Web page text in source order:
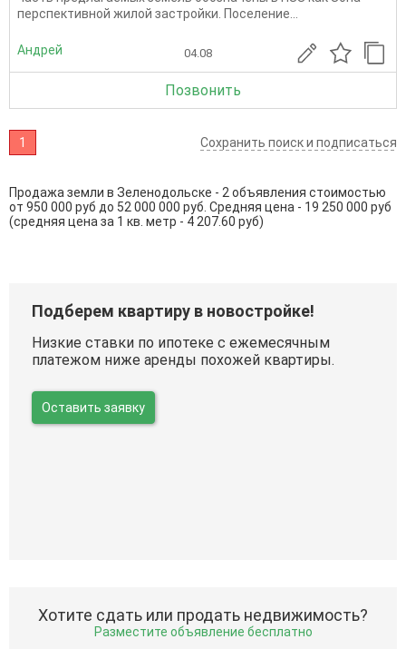
перспективной жилой застройки. Поселение...
Андрей 04.08
Позвонить
1 Сохранить поиск и подписаться
Продажа земли в Зеленодольске - 2 объявления стоимостью
от 950 000 руб до 52 000 000 руб. Средняя цена - 19 250 000 руб
(средняя цена за 1 кв. метр - 4 207.60 руб)
Подберем квартиру в новостройке!
Низкие ставки по ипотеке с ежемесячным
платежом ниже аренды похожей квартиры.
Оставить заявку
Хотите сдать или продать недвижимость?
Разместите объявление бесплатно